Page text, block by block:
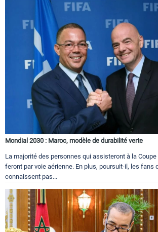
Mondial 2030 : Maroc, modèle de durabilité verte
La majorité des personnes qui assisteront à la
feront par voie aérienne. En plus, poursuit-il, les fans
connaissent pas...